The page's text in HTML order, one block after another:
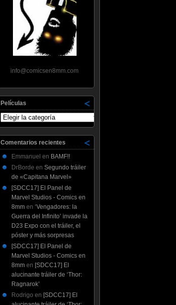
info@comicsen8mm.com
Películas
Películas
Comentarios recientes
Emmanuel en BAMF!!
DrBorde en Segundo tráiler
de «Capitana Marvel»
[SDCC17] El Panel de
Marvel Studios - Comics en
8mmen ‘Vengadores: la
Guerra del Infinito’ invade la
D23 Expo con el tráiler, el
póster y más sorpresas
[SDCC17] El Panel de
Marvel Studios - Comics en
8mmen [SDCC17] El
alucinante tráiler de ‘Thor:
Ragnarok’
Rodrigo en [SDCC17] El